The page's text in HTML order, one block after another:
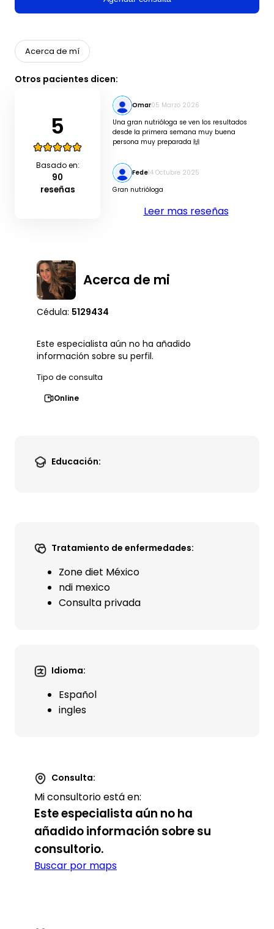
Acerca de mí
Otros pacientes dicen:
5
Basado en:
90
reseñas
Omar05 Marzo 2026
Una gran nutrióloga se ven los resultados
desde la primera semana muy buena
persona muy preparada 🙌
Fede14 Octubre 2025
Gran nutrióloga
Leer mas reseñas
Acerca de mi
Cédula: 5129434
Este especialista aún no ha añadido
información sobre su perfil.
Tipo de consulta
Online
Educación:
Tratamiento de enfermedades:
Zone diet México
ndi mexico
Consulta privada
Idioma:
Español
ingles
Consulta:
Mi consultorio está en:
Este especialista aún no ha
añadido información sobre su
consultorio.
Buscar por maps